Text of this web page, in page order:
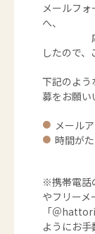
メールフ
応募内
したので、
下記のよう
募をお願い
メール
時間が
​※携帯電話
や​フリーメ
「＠
ようにお手